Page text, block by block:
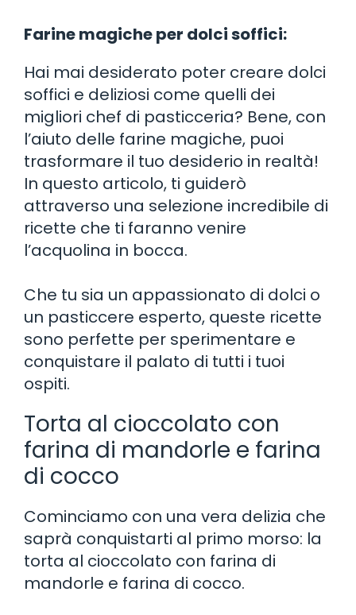
Farine magiche per dolci soffici:
Hai mai desiderato poter creare dolci
soffici e deliziosi come quelli dei
migliori chef di pasticceria? Bene, con
l’aiuto delle farine magiche, puoi
trasformare il tuo desiderio in realtà!
In questo articolo, ti guiderò
attraverso una selezione incredibile di
ricette che ti faranno venire
l’acquolina in bocca.
Che tu sia un appassionato di dolci o
un pasticcere esperto, queste ricette
sono perfette per sperimentare e
conquistare il palato di tutti i tuoi
ospiti.
Torta al cioccolato con
farina di mandorle e farina
di cocco
Cominciamo con una vera delizia che
saprà conquistarti al primo morso: la
torta al cioccolato con farina di
mandorle e farina di cocco.